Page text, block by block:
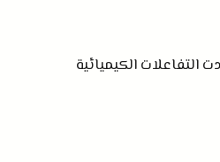
التفاعلات الكيميائية